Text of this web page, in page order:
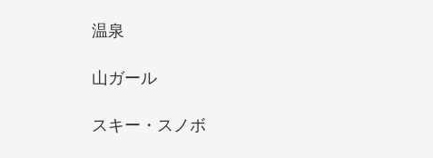
温泉
山ガール
スキー・スノボ